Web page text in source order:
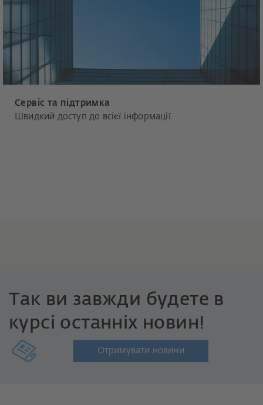
Сервіс та підтримка
Швидкий доступ до всієї інформації
Так ви завжди будете в
курсі останніх новин!
Отримувати новини